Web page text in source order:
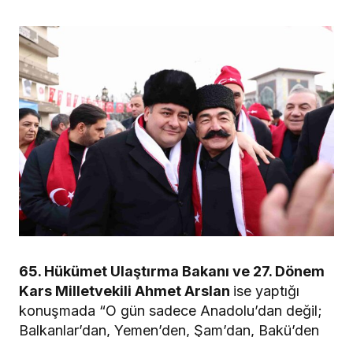
65. Hükümet Ulaştırma Bakanı ve 27. Dönem
Kars Milletvekili Ahmet Arslan ise yaptığı
konuşmada “O gün sadece Anadolu’dan değil;
Balkanlar’dan, Yemen’den, Şam’dan, Bakü’den